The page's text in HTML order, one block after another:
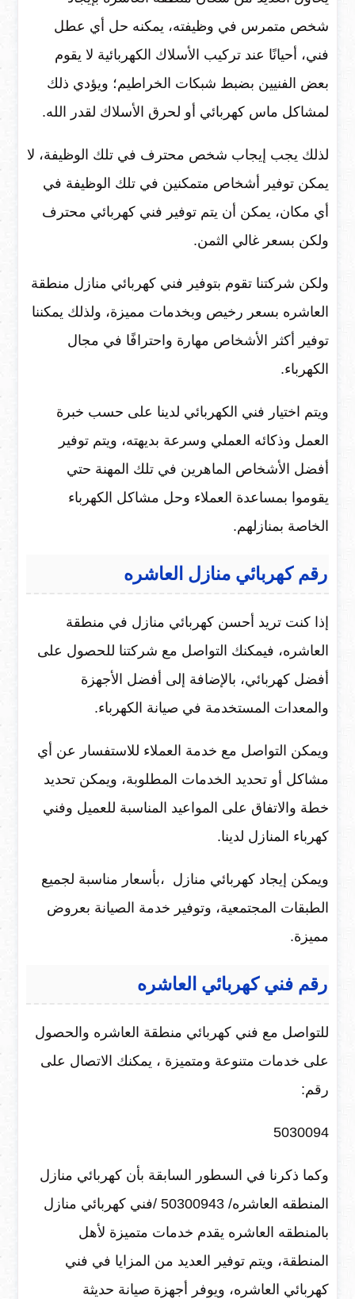
شخص متمرس في وظيفته، يمكنه حل أي عطل
فني، أحيانًا عند تركيب الأسلاك الكهربائية لا يقوم
بعض الفنيين بضبط شبكات الخراطيم؛ ويؤدي ذلك
لمشاكل ماس كهربائي أو لحرق الأسلاك لقدر الله.
لذلك يجب إيجاب شخص محترف في تلك الوظيفة، لا
يمكن توفير أشخاص متمكنين في تلك الوظيفة في
أي مكان، يمكن أن يتم توفير فني كهربائي محترف
ولكن بسعر غالي الثمن.
ولكن شركتنا تقوم بتوفير فني كهربائي منازل منطقة
العاشره بسعر رخيص وبخدمات مميزة، ولذلك يمكننا
توفير أكثر الأشخاص مهارة واحترافًا في مجال
الكهرباء.
ويتم اختيار فني الكهربائي لدينا على حسب خبرة
العمل وذكائه العملي وسرعة بديهته، ويتم توفير
أفضل الأشخاص الماهرين في تلك المهنة حتي
يقوموا بمساعدة العملاء وحل مشاكل الكهرباء
الخاصة بمنازلهم.
رقم كهربائي منازل العاشره
إذا كنت تريد أحسن كهربائي منازل في منطقة
العاشره، فيمكنك التواصل مع شركتنا للحصول على
أفضل كهربائي، بالإضافة إلى أفضل الأجهزة
والمعدات المستخدمة في صيانة الكهرباء.
ويمكن التواصل مع خدمة العملاء للاستفسار عن أي
مشاكل أو تحديد الخدمات المطلوبة، ويمكن تحديد
خطة والاتفاق على المواعيد المناسبة للعميل وفني
كهرباء المنازل لدينا.
ويمكن إيجاد كهربائي منازل ،بأسعار مناسبة لجميع
الطبقات المجتمعية، وتوفير خدمة الصيانة بعروض
مميزة.
رقم فني كهربائي العاشره
للتواصل مع فني كهربائي منطقة العاشره والحصول
على خدمات متنوعة ومتميزة ، يمكنك الاتصال على
رقم:
‎5030094
وكما ذكرنا في السطور السابقة بأن ‎كهربائي منازل
المنطقه العاشره/ ‎50300943 /فني كهربائي منازل
بالمنطقه العاشره يقدم خدمات متميزة لأهل
المنطقة، ويتم توفير العديد من المزايا في فني
كهربائي العاشره، ويوفر أجهزة صيانة حديثة